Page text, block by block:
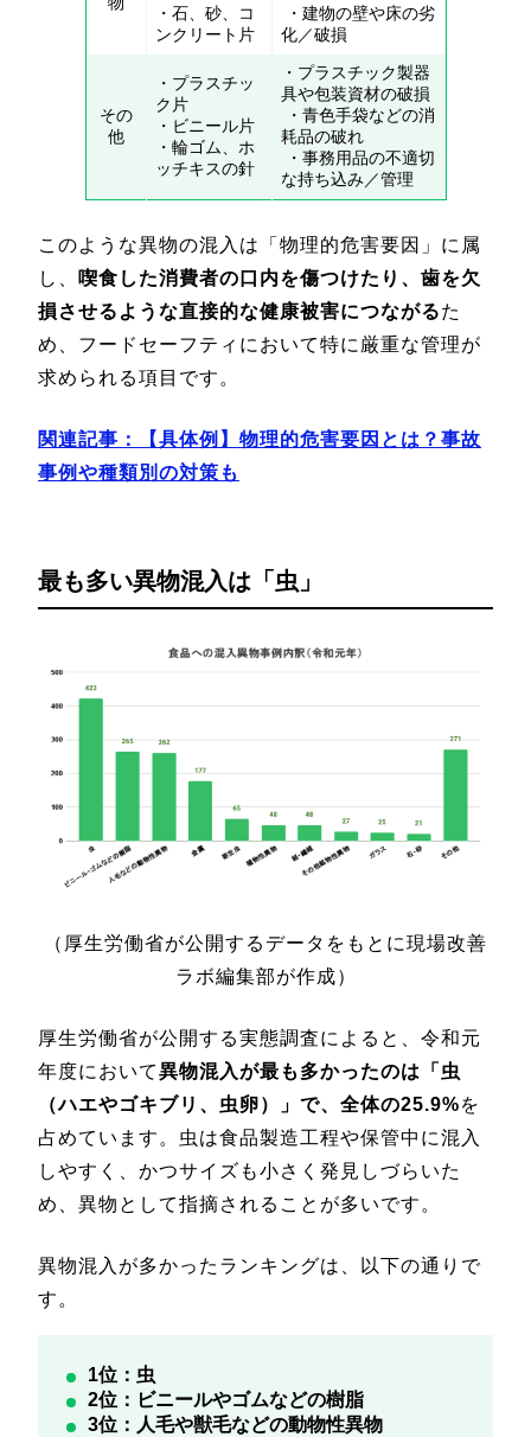
・石、砂、コ
ンクリート片
・建物の壁や床の劣
化／破損
その
他
・プラスチッ
ク片
・ビニール片
・輪ゴム、ホ
ッチキスの針
・プラスチック製器
具や包装資材の破損
・青色手袋などの消
耗品の破れ
・事務用品の不適切
な持ち込み／管理
このような異物の混入は「物理的危害要因」に属
し、
喫食した消費者の口内を傷つけたり、歯を欠
損させるような直接的な健康被害につながるた
め、フードセーフティにおいて特に厳重な管理が
求められる項目です。
関連記事：【具体例】物理的危害要因とは？事故
事例や種類別の対策も
最も多い異物混入は「虫」
（厚生労働省が公開するデータをもとに現場改善
ラボ編集部が作成）
厚生労働省が公開する実態調査によると、令和元
年度において異物混入が最も多かったのは「虫
（ハエやゴキブリ、虫卵）」で、全体の25.9%を
占めています。虫は食品製造工程や保管中に混入
しやすく、かつサイズも小さく発見しづらいた
め、異物として指摘されることが多いです。
異物混入が多かったランキングは、以下の通りで
す。
1位：虫
2位：ビニールやゴムなどの樹脂
3位：人毛や獣毛などの動物性異物